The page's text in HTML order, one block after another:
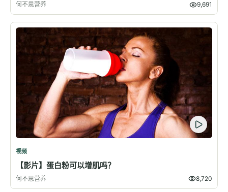
何不思营养 9,691
视频
【影片】蛋白粉可以增肌吗？
何不思营养 8,720